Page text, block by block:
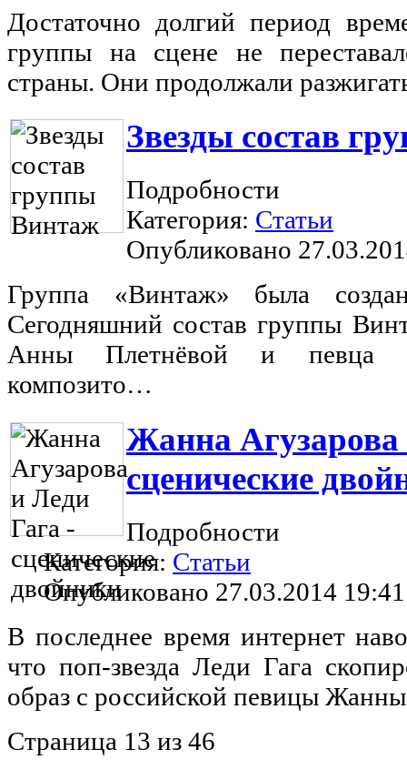
Достаточно долгий период
группы на сцене не
страны. Они продолжали
Звезды состав
Подробности
Категория: Статьи
Опубликовано
Группа «Винтаж» была
Сегодняшний состав группы
Анны Плетнёвой и певца по
композито…
Жанна Агузарова
сценические
Подробности
Категория: Статьи
Опубликовано 27.03.2014 19:41
В последнее время интернет
что поп-звезда Леди Гага
образ с российской певицы
Страница 13 из 46